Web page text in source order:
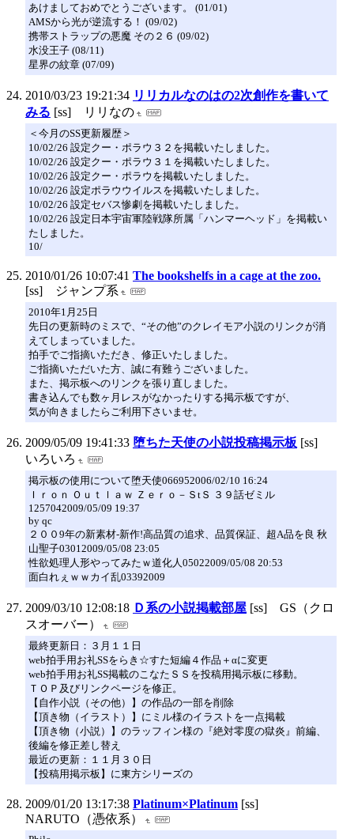
あけましておめでとうございます。 (01/01)
AMSから光が逆流する！ (09/02)
携帯ストラップの悪魔 その２６ (09/02)
水没王子 (08/11)
星界の紋章 (07/09)
2010/03/23 19:21:34 リリカルなのはの2次創作を書いて
みる [ss] リリなの
＜今月のSS更新履歴＞
10/02/26 設定クー・ポラウ３２を掲載いたしました。
10/02/26 設定クー・ポラウ３１を掲載いたしました。
10/02/26 設定クー・ポラウを掲載いたしました。
10/02/26 設定ポラウウイルスを掲載いたしました。
10/02/26 設定セバス惨劇を掲載いたしました。
10/02/26 設定日本宇宙軍陸戦隊所属「ハンマーヘッド」を掲載い
たしました。
10/
2010/01/26 10:07:41 The bookshelfs in a cage at the zoo.
[ss] ジャンプ系
2010年1月25日
先日の更新時のミスで、“その他”のクレイモア小説のリンクが消
えてしまっていました。
拍手でご指摘いただき、修正いたしました。
ご指摘いただいた方、誠に有難うございました。
また、掲示板へのリンクを張り直しました。
書き込んでも数ヶ月レスがなかったりする掲示板ですが、
気が向きましたらご利用下さいませ。
2009/05/09 19:41:33 堕ちた天使の小説投稿掲示板 [ss]
いろいろ
掲示板の使用について堕天使066952006/02/10 16:24
Ｉｒｏｎ Ｏｕｔｌａｗ Ｚｅｒｏ－ＳtＳ ３９話ゼミル
1257042009/05/09 19:37
by qc
２００9年の新素材-新作!高品質の追求、品質保証、超A品を良 秋
山聖子03012009/05/08 23:05
性欲処理人形やってみたｗ道化人05022009/05/08 20:53
面白れぇｗｗカイ乱03392009
2009/03/10 12:08:18 Ｄ系の小説掲載部屋 [ss] GS（クロ
スオーバー）
最終更新日：３月１１日
web拍手用お礼SSをらき☆すた短編４作品＋αに変更
web拍手用お礼SS掲載のこなたＳＳを投稿用掲示板に移動。
ＴＯＰ及びリンクページを修正。
【自作小説（その他）】の作品の一部を削除
【頂き物（イラスト）】にミル様のイラストを一点掲載
【頂き物（小説）】のラッフィン様の『絶対零度の獄炎』前編、
後編を修正差し替え
最近の更新：１１月３０日
【投稿用掲示板】に東方シリーズの
2009/01/20 13:17:38 Platinum×Platinum [ss]
NARUTO（憑依系）